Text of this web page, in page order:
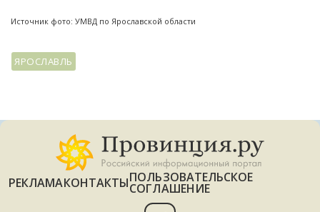
Источник фото: УМВД по Ярославской области
ЯРОСЛАВЛЬ
РЕКЛАМАКОНТАКТЫПОЛЬЗОВАТЕЛЬСКОЕ
СОГЛАШЕНИЕ